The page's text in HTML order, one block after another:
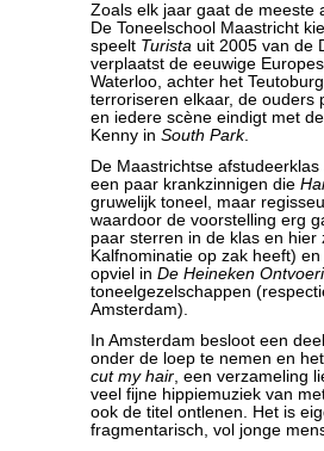
Zoals elk jaar gaat de meeste
De Toneelschool Maastricht
speelt Turista uit 2005 van de
verplaatst de eeuwige
Waterloo, achter het
terroriseren elkaar, de ouders
en iedere scène eindigt met
Kenny in South Park.
De Maastrichtse
een paar krankzinnigen die
gruwelijk toneel, maar
waardoor de voorstelling erg
paar sterren in de klas en
Kalfnominatie op zak heeft)
opviel in De Heineken
toneelgezelschappen
Amsterdam).
In Amsterdam besloot een
onder de loep te nemen en
cut my hair, een verzameling
veel fijne hippiemuziek van
ook de titel ontlenen. Het is
fragmentarisch, vol jonge